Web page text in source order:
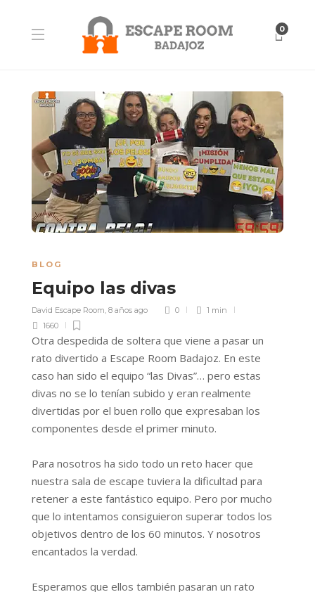
0
BLOG
Equipo las divas
David Escape Room, 8 años ago 0
1 min
1660
Otra despedida de soltera que viene a pasar un
rato divertido a Escape Room Badajoz. En este
caso han sido el equipo “las Divas”… pero estas
divas no se lo tenían subido y eran realmente
divertidas por el buen rollo que expresaban los
componentes desde el primer minuto.
Para nosotros ha sido todo un reto hacer que
nuestra sala de escape tuviera la dificultad para
retener a este fantástico equipo. Pero por mucho
que lo intentamos consiguieron superar todos los
objetivos dentro de los 60 minutos. Y nosotros
encantados la verdad.
Esperamos que ellos también pasaran un rato